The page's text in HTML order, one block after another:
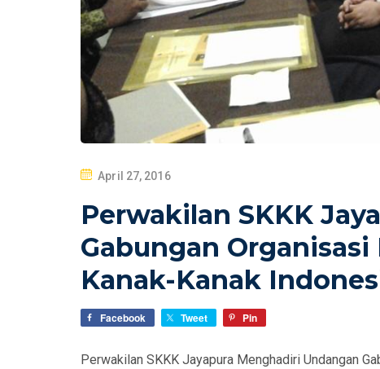
P
S
T
E
D
N
April 27, 2016
Perwakilan SKKK
Gabungan
Kanak-Kanak
Facebook Tweet Pin
Perwakilan SKKK Jayapura Menghadiri Undangan